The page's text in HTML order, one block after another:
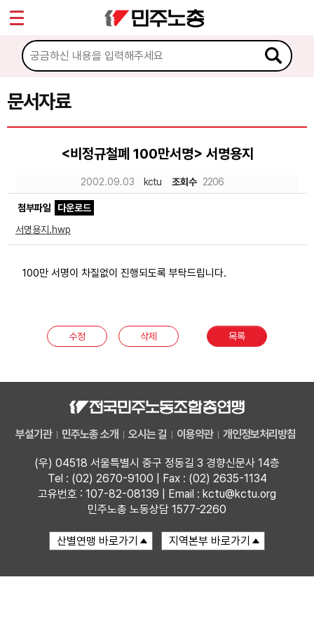
문서자료
<비정규철폐 100만서명> 서명용지
2002.09.03 kctu 조회수 2206
첨부파일
다운로드
서명용지.hwp
100만 서명이 차질없이 진행되도록 부탁드립니다.
수정 삭제 목록
부설기관 민주노총 소개 오시는 길 이용약관 개인정보처리방침
(우) 04518 서울특별시 중구 정동길 3 경향신문사 14층
Tel : (02) 2670-9100 | Fax : (02) 2635-1134
고유번호 : 107-82-08139 | Email : kctu@kctu.org
민주노총 노동상담 1577-2260
마이페이지
소개
소식
문서자료
미디어자료
부설기관
Sketchbook5, 스케치북5
Sketchbook5, 스케치북5